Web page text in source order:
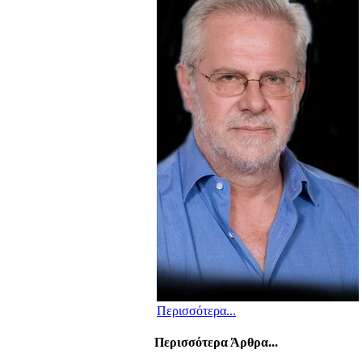
Περισσότερα...
Περισσότερα Άρθρα...